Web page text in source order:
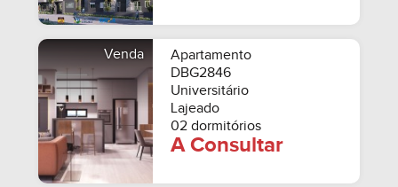
Venda
Apartamento
DBG2846
Universitário
Lajeado
02 dormitórios
A Consultar